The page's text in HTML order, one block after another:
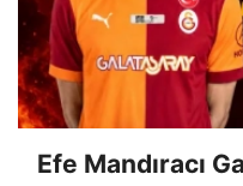
Efe Mandıracı